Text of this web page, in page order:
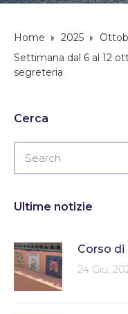
Home 2025
Settimana dal 6 al 12
segreteria
Cerca
Ultime notizie
Corso
24 Giu,